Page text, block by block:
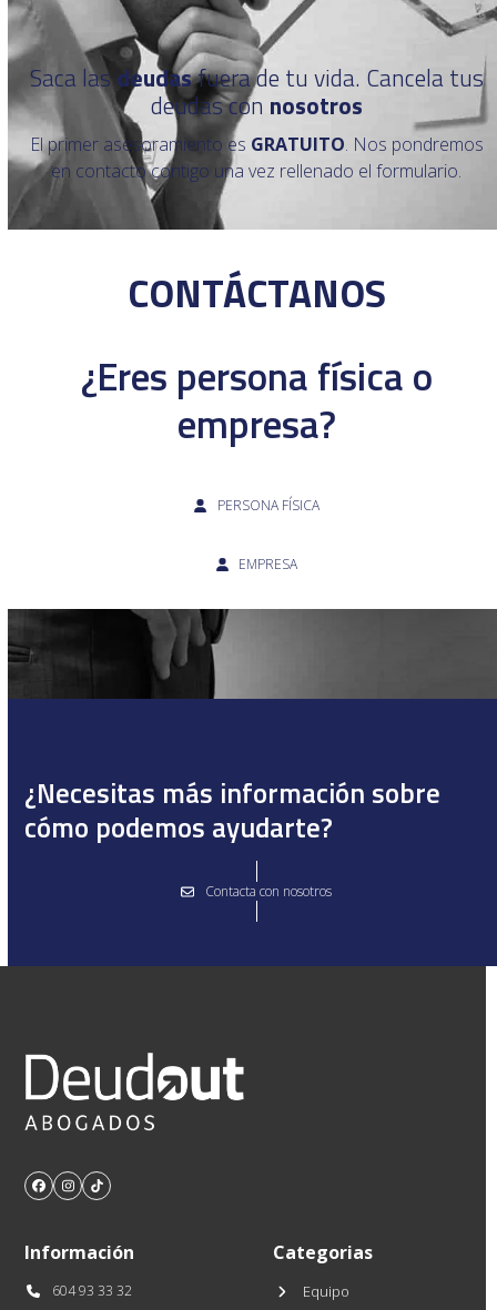
Saca lasdeudasfuera de tu vida. Cancela tus
deudas con nosotros
El primer asesoramiento es GRATUITO. Nos pondremos
en contacto contigo una vez rellenado el formulario.
CONTÁCTANOS
¿Eres persona física o
empresa?
PERSONA FÍSICA
EMPRESA
¿Necesitas más información sobre
cómo podemos ayudarte?
Contacta con nosotros
FacebookInstagram
Tiktok
Información
604 93 33 32
Categorias
Equipo